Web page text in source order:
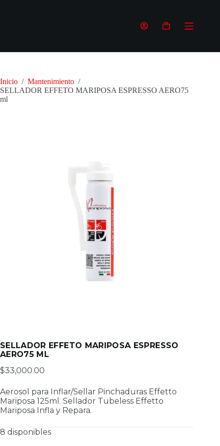
Carro
Inicio / Mantenimiento /
SELLADOR EFFETO MARIPOSA ESPRESSO AERO75
ml
SELLADOR EFFETO MARIPOSA ESPRESSO
AERO75 ML
$33,000.00
Aerosol para Inflar/Sellar Pinchaduras Effetto
Mariposa 125ml. Sellador Tubeless Effetto
Mariposa Infla y Repara.
8 disponibles